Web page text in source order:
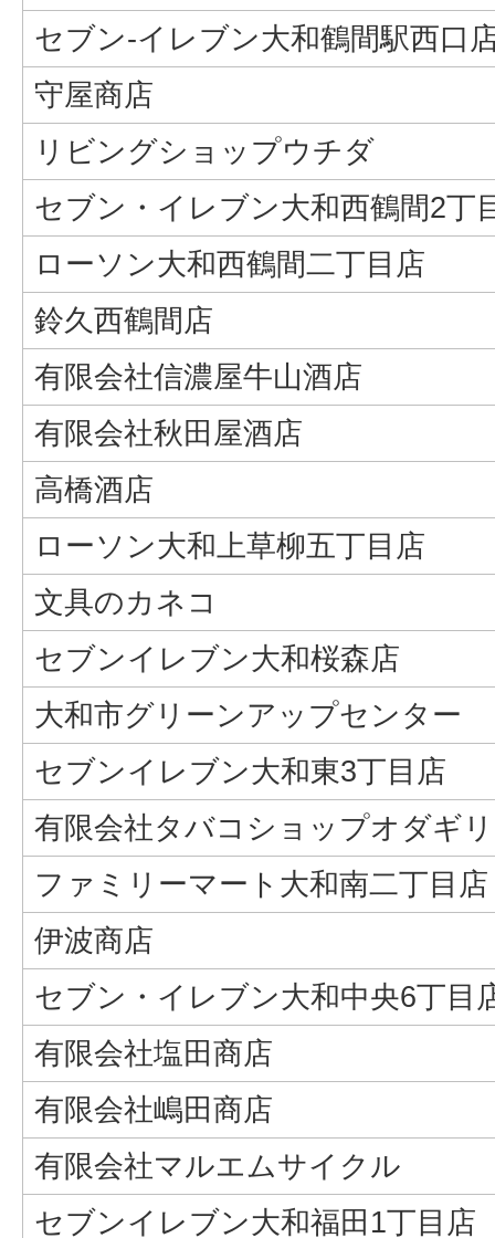
セブン-イレブン大和鶴間駅西口
守屋商店
リビングショップウチダ
セブン・イレブン大和西鶴間2丁
ローソン大和西鶴間二丁目店
鈴久西鶴間店
有限会社信濃屋牛山酒店
有限会社秋田屋酒店
高橋酒店
ローソン大和上草柳五丁目店
文具のカネコ
セブンイレブン大和桜森店
大和市グリーンアップセンター
セブンイレブン大和東3丁目店
有限会社タバコショップオダギリ
ファミリーマート大和南二丁目店
伊波商店
セブン・イレブン大和中央6丁目
有限会社塩田商店
有限会社嶋田商店
有限会社マルエムサイクル
セブンイレブン大和福田1丁目店